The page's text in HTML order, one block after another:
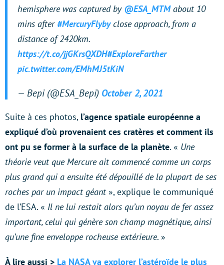
hemisphere was captured by @ESA_MTMabout 10
mins after #MercuryFlybyclose approach, from a
distance of 2420km.
https://t.co/jjGKrsQXDH#ExploreFarther
pic.twitter.com/EMhMJ5tKiN
— Bepi (@ESA_Bepi) October 2, 2021
Suite à ces photos, l’agence spatiale européenne a
expliqué d’où provenaient ces cratères et comment ils
ont pu se former à la surface de la planète. « Une
théorie veut que Mercure ait commencé comme un corps
plus grand qui a ensuite été dépouillé de la plupart de ses
roches par un impact géant», explique le communiqué
de l’ESA. « Il ne lui restait alors qu’un noyau de fer assez
important, celui qui génère son champ magnétique, ainsi
qu’une fine enveloppe rocheuse extérieure. »
À lire aussi > La NASA va explorer l’astéroïde le plus